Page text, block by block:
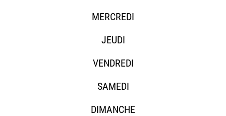
MERCREDI
JEUDI
VENDREDI
SAMEDI
DIMANCHE